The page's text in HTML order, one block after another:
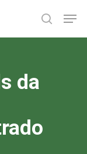
search
da